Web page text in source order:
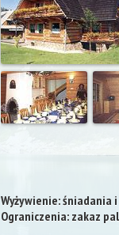
Wyżywienie: śniadania
Ograniczenia: zakaz